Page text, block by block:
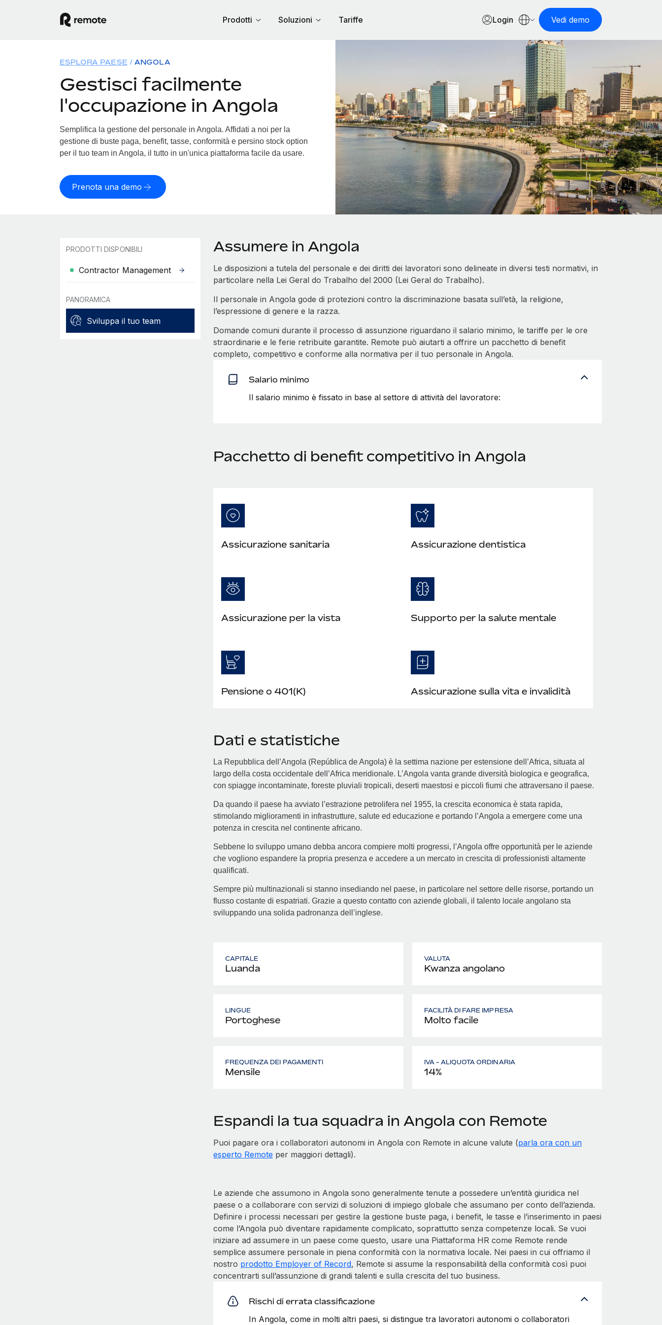
Prodotti Soluzioni Tariffe Login Vedi demo
ESPLORA PAESE ANGOLA
Gestisci facilmente
l'occupazione in Angola
Semplifica la gestione del personale in Angola. Affidati a noi per la
gestione di buste paga, benefit, tasse, conformità e persino stock option
per il tuo team in Angola, il tutto in un'unica piattaforma facile da usare.
Prenota una demo
PRODOTTI DISPONIBILI
Contractor Management
PANORAMICA
Sviluppa il tuo team
Assumere in Angola
Le disposizioni a tutela del personale e dei diritti dei lavoratori sono delineate in diversi testi normativi, in
particolare nella Lei Geral do Trabalho del 2000 (Lei Geral do Trabalho).
Il personale in Angola gode di protezioni contro la discriminazione basata sull’età, la religione,
l’espressione di genere e la razza.
Domande comuni durante il processo di assunzione riguardano il salario minimo, le tariffe per le ore
straordinarie e le ferie retribuite garantite. Remote può aiutarti a offrire un pacchetto di benefit
completo, competitivo e conforme alla normativa per il tuo personale in Angola.
Salario minimo
Il salario minimo è fissato in base al settore di attività del lavoratore:
Pacchetto di benefit competitivo in Angola
Assicurazione sanitaria Assicurazione dentistica
Assicurazione per la vista Supporto per la salute mentale
Pensione o 401(K) Assicurazione sulla vita e invalidità
Dati e statistiche
La Repubblica dell’Angola (República de Angola) è la settima nazione per estensione dell’Africa, situata al
largo della costa occidentale dell’Africa meridionale. L’Angola vanta grande diversità biologica e geografica,
con spiagge incontaminate, foreste pluviali tropicali, deserti maestosi e piccoli fiumi che attraversano il paese.
Da quando il paese ha avviato l’estrazione petrolifera nel 1955, la crescita economica è stata rapida,
stimolando miglioramenti in infrastrutture, salute ed educazione e portando l’Angola a emergere come una
potenza in crescita nel continente africano.
Sebbene lo sviluppo umano debba ancora compiere molti progressi, l’Angola offre opportunità per le aziende
che vogliono espandere la propria presenza e accedere a un mercato in crescita di professionisti altamente
qualificati.
Sempre più multinazionali si stanno insediando nel paese, in particolare nel settore delle risorse, portando un
flusso costante di espatriati. Grazie a questo contatto con aziende globali, il talento locale angolano sta
sviluppando una solida padronanza dell’inglese.
CAPITALE
Luanda
VALUTA
Kwanza angolano
LINGUE
Portoghese
FACILITÀ DI FARE IMPRESA
Molto facile
FREQUENZA DEI PAGAMENTI
Mensile
IVA - ALIQUOTA ORDINARIA
14%
Espandi la tua squadra in Angola con Remote
Puoi pagare ora i collaboratori autonomi in Angola con Remote in alcune valute (parla ora con un
esperto Remote per maggiori dettagli).
Le aziende che assumono in Angola sono generalmente tenute a possedere un’entità giuridica nel
paese o a collaborare con servizi di soluzioni di impiego globale che assumano per conto dell’azienda.
Definire i processi necessari per gestire la gestione buste paga, i benefit, le tasse e l’inserimento in paesi
come l’Angola può diventare rapidamente complicato, soprattutto senza competenze locali. Se vuoi
iniziare ad assumere in un paese come questo, usare una Piattaforma HR come Remote rende
semplice assumere personale in piena conformità con la normativa locale. Nei paesi in cui offriamo il
nostro prodotto Employer of Record, Remote si assume la responsabilità della conformità così puoi
concentrarti sull’assunzione di grandi talenti e sulla crescita del tuo business.
Rischi di errata classificazione
In Angola, come in molti altri paesi, si distingue tra lavoratori autonomi o collaboratori